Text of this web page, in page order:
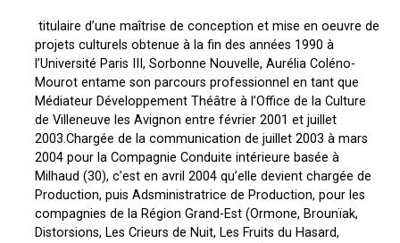
titulaire d’une maîtrise de conception et mise en oeuvre de
projets culturels obtenue à la fin des années 1990 à
l’Université Paris III, Sorbonne Nouvelle, Aurélia Coléno-
Mourot entame son parcours professionnel en tant que
Médiateur Développement Théâtre à l’Office de la Culture
de Villeneuve les Avignon entre février 2001 et juillet
2003.Chargée de la communication de juillet 2003 à mars
2004 pour la Compagnie Conduite intérieure basée à
Milhaud (30), c’est en avril 2004 qu’elle devient chargée de
Production, puis Adsministratrice de Production, pour les
compagnies de la Région Grand-Est (Ormone, Brounïak,
Distorsions, Les Crieurs de Nuit, Les Fruits du Hasard,